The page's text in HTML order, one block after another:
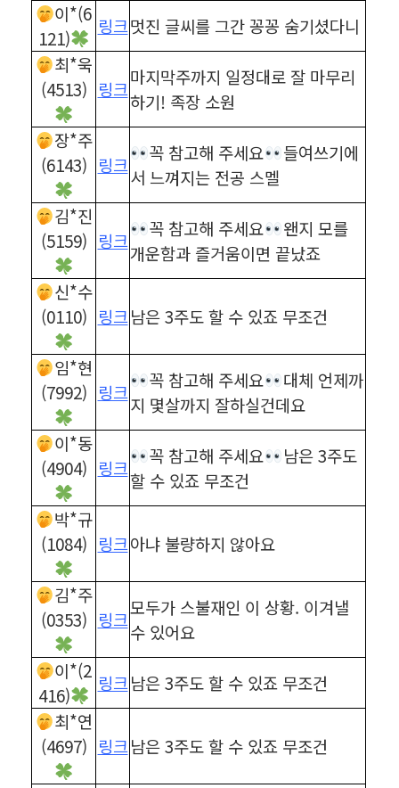
이*(6
121)
링크멋진 글씨를 그간 꽁꽁 숨기셨다니
최*욱
(4513) 링크
마지막주까지 일정대로 잘 마무리
하기! 족장 소원
장*주
(6143) 링크
꼭 참고해 주세요
들여쓰기에
서 느껴지는 전공 스멜
김*진
(5159) 링크
꼭 참고해 주세요
왠지 모를
개운함과 즐거움이면 끝났죠
신*수
(0110) 링크남은 3주도 할 수 있죠 무조건
임*현
(7992) 링크
꼭 참고해 주세요
대체 언제까
지 몇살까지 잘하실건데요
이*동
(4904) 링크
꼭 참고해 주세요
남은 3주도
할 수 있죠 무조건
박*규
(1084) 링크아냐 불량하지 않아요
김*주
(0353) 링크
모두가 스불재인 이 상황. 이겨낼
수 있어요
이*(2
416)
링크남은 3주도 할 수 있죠 무조건
최*연
(4697) 링크남은 3주도 할 수 있죠 무조건